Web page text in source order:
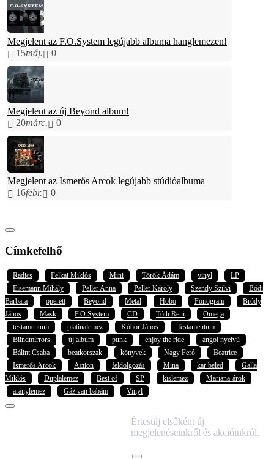
Megjelent az F.O.System legújabb albuma hanglemezen!
15máj. 0
Megjelent az új Beyond album!
20márc. 0
Megjelent az Ismerős Arcok legújabb stúdióalbuma
16febr. 0
Címkefelhő
Radics Felkai Miklós Mini Török Ádám vinyl
LP
Eisemann Mihály
Peller Anna Peller Károly Szendy Szilvi
Bódi
Barbara
operett Beyond Metal Hobo Fonogram
Bródy
János
Mask F.O.System CD Tóth Reni
Omega
testamentum
platinalemez Kóbor János
Testamentum
Blindmirrors
új album punk enjoy the ride
angol nyelvű
Bálint Csaba
beatkorszak könyvek Nagy Feró
Beatrice
Ismerős Arcok
Action feldolgozás Mina kar beled
Galla
Miklós
Duplalemez Best of SP kislemez
Mariana-árok
aranylemez
Gáz van babám Vinyl
Értesülj elsőként új
megjelenéseinkről és akcióinkról.